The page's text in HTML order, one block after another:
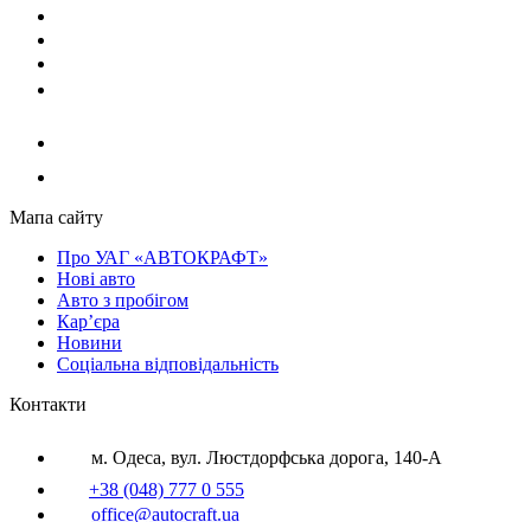
Мапа сайту
Про УАГ «АВТОКРАФТ»
Нові авто
Авто з пробігом
Кар’єра
Новини
Соціальна відповідальність
Контакти
м. Одеса, вул. Люстдорфська дорога, 140-А
+38 (048) 777 0 555
office@autocraft.ua